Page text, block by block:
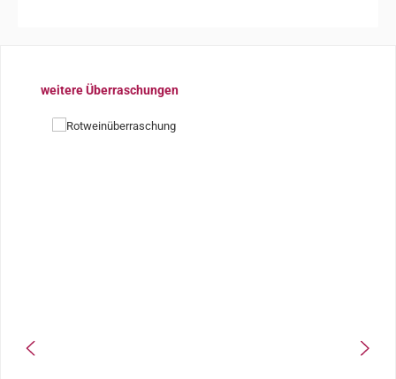
Produktgalerie überspringen
weitere Überraschungen